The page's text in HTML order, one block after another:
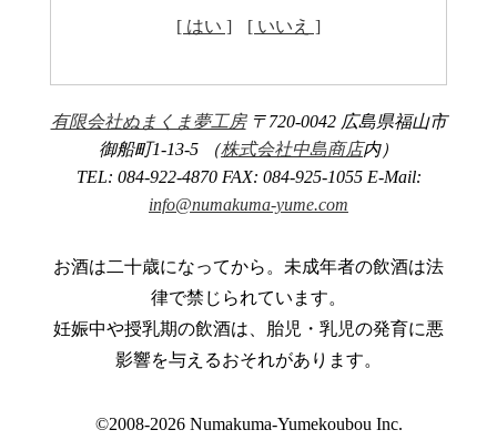
[ はい ] [ いいえ ]
有限会社ぬまくま夢工房〒720-0042 広島県福山市
御船町1-13-5 （株式会社中島商店内）
TEL: 084-922-4870 FAX: 084-925-1055 E-Mail:
info@numakuma-yume.com
お酒は二十歳になってから。未成年者の飲酒は法
律で禁じられています。
妊娠中や授乳期の飲酒は、胎児・乳児の発育に悪
影響を与えるおそれがあります。
©2008-2026 Numakuma-Yumekoubou Inc.